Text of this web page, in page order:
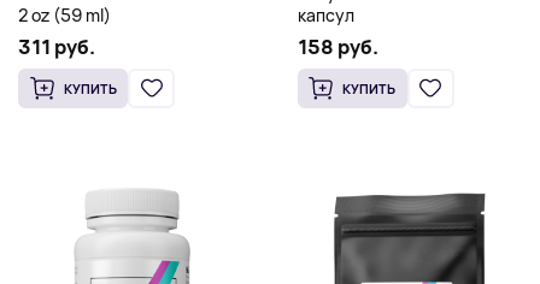
КУПИТЬ КУПИТЬ